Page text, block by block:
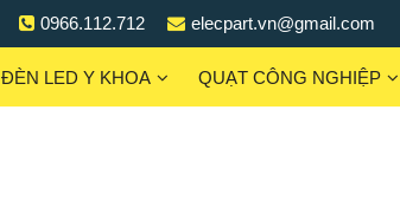
0966.112.712 elecpart.vn@gmail.com
ĐÈN LED Y KHOA QUẠT CÔNG NGHIỆP